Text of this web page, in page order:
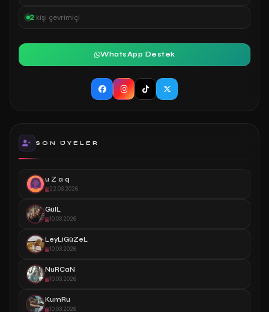
2 kişi çevrimiçi
WhatsApp Destek
SON ÜYELER
u Z a q
22.03.2026
GülL
10.03.2026
LeyLiGüZeL
10.03.2026
NuRCaN
10.03.2026
KumRu
10.03.2026